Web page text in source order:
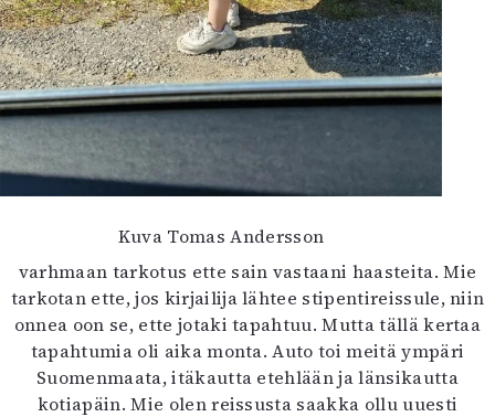
Yhteistyössä
Toimitus
Mediatiedot
Kaltio ry
Kuva Tomas Andersson
varhmaan tarkotus ette sain vastaani haasteita. Mie
tarkotan ette, jos kirjailija lähtee stipentireissule, niin
onnea oon se, ette jotaki tapahtuu. Mutta tällä kertaa
tapahtumia oli aika monta. Auto toi meitä ympäri
Suomenmaata, itäkautta etehlään ja länsikautta
kotiapäin. Mie olen reissusta saakka ollu uuesti